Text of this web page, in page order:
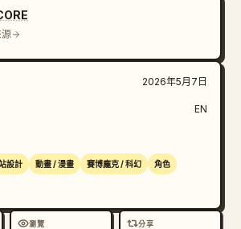
","精通所有語言與系統","不擅長表達
，討厭浪費","雖然覺得 Alva 很麻煩，
任他"]},{"title":"表情特寫變
下角數據面板上
小型正面特寫肖像","小型
小型側傾特寫肖
衣草髮色與黑白機能風服裝"},
","position":"右下角深色資訊面
新聞／社群媒體","政府與
與歷史"],"visuals":"深海軍藍矩形
源
2026年5月7日
EN
設計 動畫 / 漫畫 賽博龐克 / 科幻 角色
瀏覽 分享